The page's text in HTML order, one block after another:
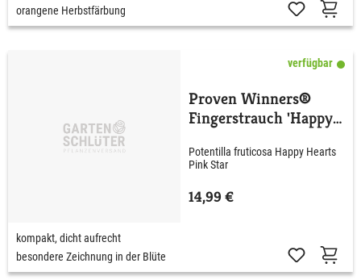
orangene Herbstfärbung
verfügbar
Proven Winners®
Fingerstrauch 'Happy
Potentilla fruticosa Happy Hearts
Pink Star
14,99 €
kompakt, dicht aufrecht
besondere Zeichnung in der Blüte